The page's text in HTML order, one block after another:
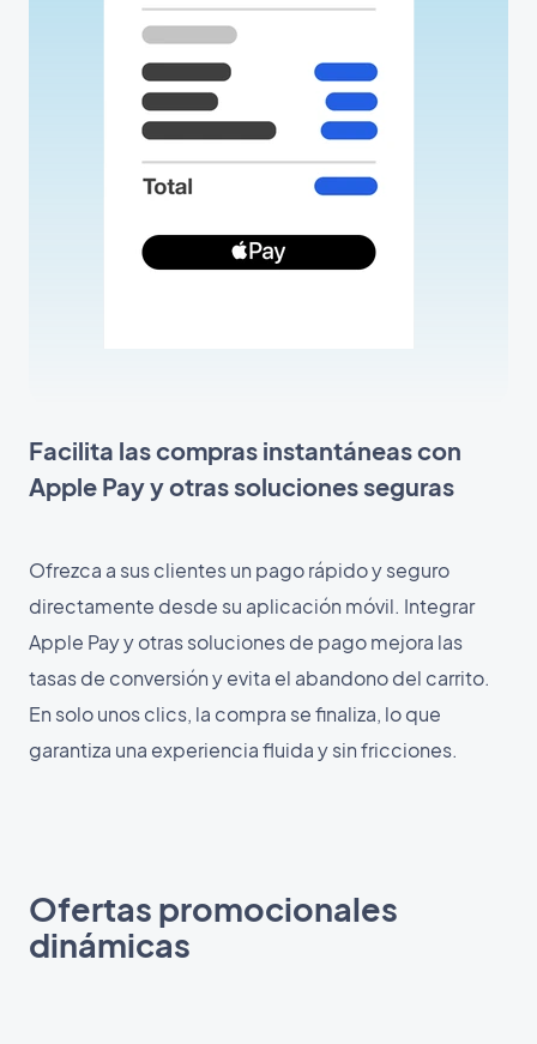
Facilita las compras instantáneas con
Apple Pay y otras soluciones seguras
Ofrezca a sus clientes un pago rápido y seguro
directamente desde su aplicación móvil. Integrar
Apple Pay y otras soluciones de pago mejora las
tasas de conversión y evita el abandono del carrito.
En solo unos clics, la compra se finaliza, lo que
garantiza una experiencia fluida y sin fricciones.
Ofertas promocionales
dinámicas